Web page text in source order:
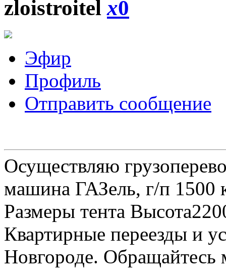
zloistroitelx0
Эфир
Профиль
Отправить сообщение
Осуществляю
машина ГАЗель, г/п 1500
Размеры тента
Квартирные переезды и
Новгороде.